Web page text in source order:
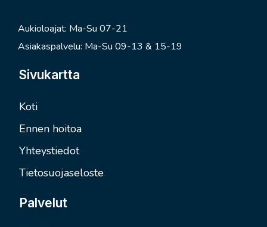
Aukioloajat: Ma-Su 07-21
Asiakaspalvelu: Ma-Su 09-13 & 15-19
Sivukartta
Koti
Ennen hoitoa
Yhteystiedot
Tietosuojaseloste
Palvelut